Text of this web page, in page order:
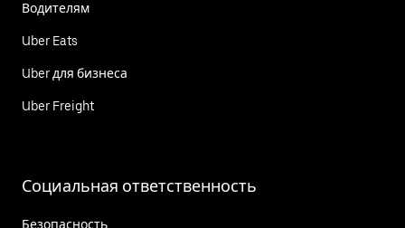
Водителям
Uber Eats
Uber для бизнеса
Uber Freight
Социальная ответственность
Безопасность